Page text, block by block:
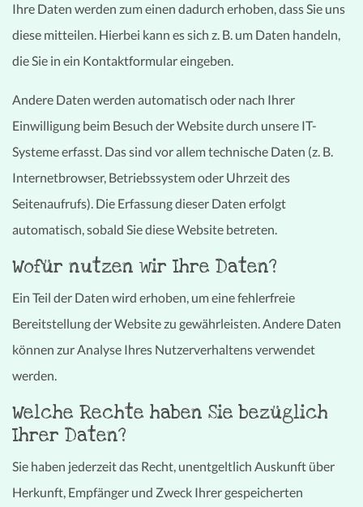
Ihre Daten werden zum einen dadurch erhoben, dass Sie uns
diese mitteilen. Hierbei kann es sich z. B. um Daten handeln,
die Sie in ein Kontaktformular eingeben.
Andere Daten werden automatisch oder nach Ihrer
Einwilligung beim Besuch der Website durch unsere IT-
Systeme erfasst. Das sind vor allem technische Daten (z. B.
Internetbrowser, Betriebssystem oder Uhrzeit des
Seitenaufrufs). Die Erfassung dieser Daten erfolgt
automatisch, sobald Sie diese Website betreten.
Wofür nutzen wir Ihre Daten?
Ein Teil der Daten wird erhoben, um eine fehlerfreie
Bereitstellung der Website zu gewährleisten. Andere Daten
können zur Analyse Ihres Nutzerverhaltens verwendet
werden.
Welche Rechte haben Sie bezüglich
Ihrer Daten?
Sie haben jederzeit das Recht, unentgeltlich Auskunft über
Herkunft, Empfänger und Zweck Ihrer gespeicherten